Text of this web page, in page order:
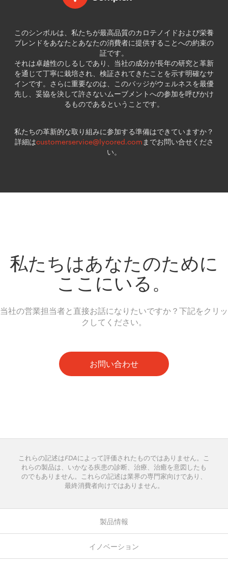
このシンボルは、私たちが最高品質のカロテノイドおよび栄養
ブレンドをあなたとあなたの消費者に提供することへの約束の
証です。
それは卓越性のしるしであり、当社の成分が長年の研究と革新
を通じて丁寧に栽培され、検証されてきたことを示す明確なサ
インです。さらに重要なのは、このバッジがウェルネスを最優
先し、妥協を決して許さないムーブメントへの参加を呼びかけ
るものであるということです。
私たちの革新的な取り組みに参加する準備はできていますか？
詳細はcustomerservice@lycored.comまでお問い合せくださ
い。
私たちはあなたのために
ここにいる。
当社の営業担当者と直接お話になりたいですか？下記をクリッ
クしてください。
お問い合わせ
これらの記述はFDAによって評価されたものではありません。こ
れらの製品は、いかなる疾患の診断、治療、治癒を意図したも
のでもありません。これらの記述は業界の専門家向けであり、
最終消費者向けではありません。
製品情報
イノベーション